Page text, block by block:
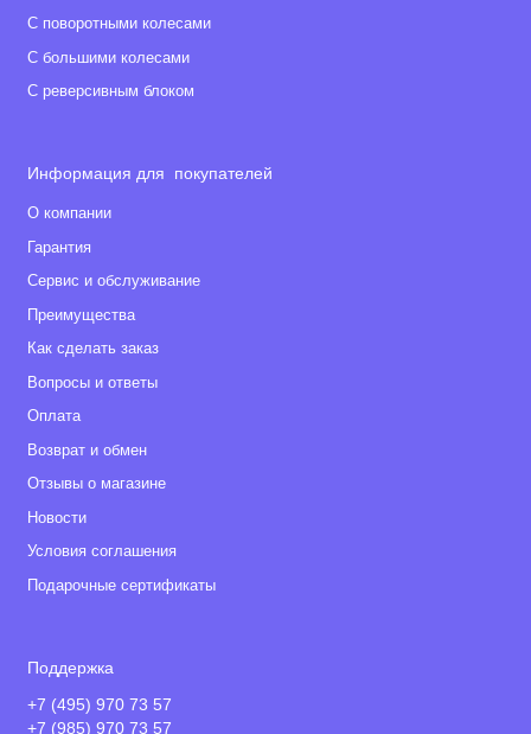
С поворотными колесами
С большими колесами
С реверсивным блоком
Информация для покупателей
О компании
Гарантия
Сервис и обслуживание
Преимущества
Как сделать заказ
Вопросы и ответы
Оплата
Возврат и обмен
Отзывы о магазине
Новости
Условия соглашения
Подарочные сертификаты
Поддержка
+7 (495) 970 73 57
+7 (985) 970 73 57